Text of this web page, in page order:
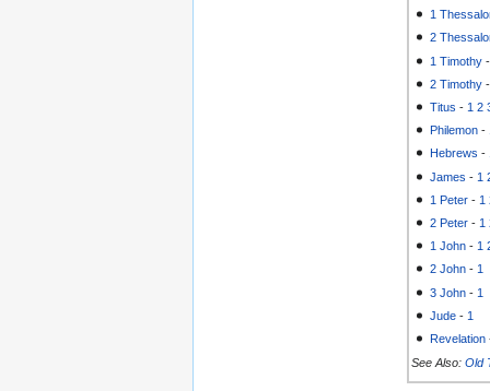
1
2
1 Timothy
2 Timothy
Titus - 1 2
Philemon -
Hebrews -
James - 1
1 Peter - 1
2 Peter - 1
1 John - 1
2 John - 1
3 John - 1
Jude - 1
Revelation
See Also: Old